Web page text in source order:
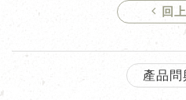
回
產品問